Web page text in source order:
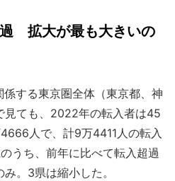
拡大が最も大きいの
する東京圏全体（東京都、神
見ても、2022年の転入者は45
人で、計9万4411人の転入
うち、前年に比べて転入超過
。3県は縮小した。